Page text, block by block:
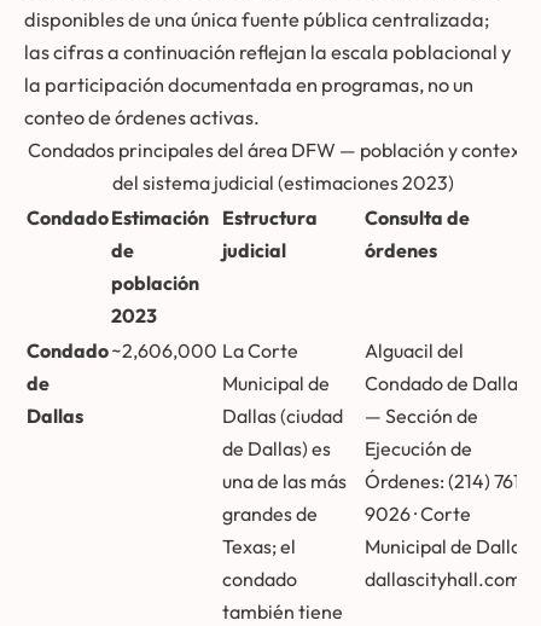
disponibles de una única fuente pública centralizada;
las cifras a continuación reflejan la escala poblacional y
la participación documentada en programas, no un
conteo de órdenes activas.
Condados principales del área DFW — población y contexto
del sistema judicial (estimaciones 2023)
CondadoEstimación
de
población
2023
Estructura
judicial
Consulta de
órdenes
Condado
de
Dallas
~2,606,000 La Corte
Municipal de
Dallas (ciudad
de Dallas) es
una de las más
grandes de
Texas; el
condado
también tiene
Alguacil del
Condado de Dallas
— Sección de
Ejecución de
Órdenes: (214) 761-
9026 · Corte
Municipal de Dallas:
dallascityhall.com